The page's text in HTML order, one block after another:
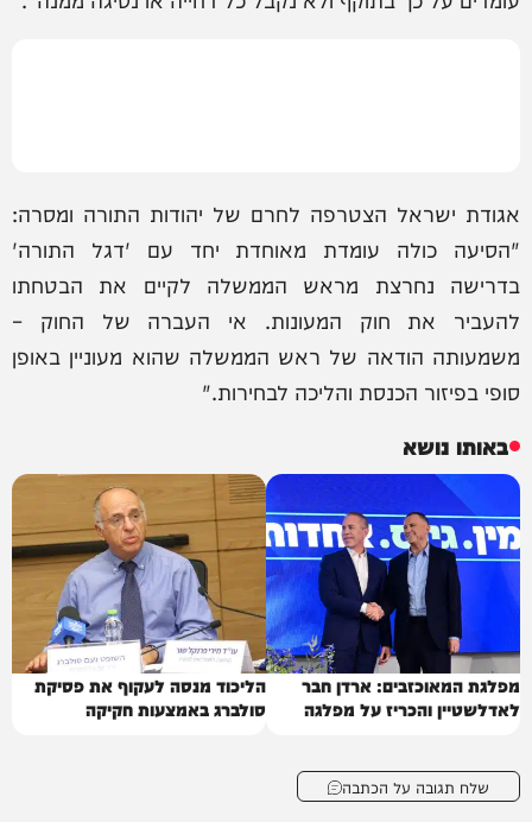
אגודת ישראל הצטרפה לחרם של יהודות התורה ומסרה:
"הסיעה כולה עומדת מאוחדת יחד עם 'דגל התורה'
בדרישה נחרצת מראש הממשלה לקיים את הבטחתו
להעביר את חוק המעונות. אי העברה של החוק –
משמעותה הודאה של ראש הממשלה שהוא מעוניין באופן
סופי בפיזור הכנסת והליכה לבחירות."
באותו נושא
מפלגת המאוכזבים: ארדן חבר
לאדלשטיין והכריז על מפלגה
הליכוד מנסה לעקוף את פסיקת
סולברג באמצעות חקיקה
שלח תגובה על הכתבה